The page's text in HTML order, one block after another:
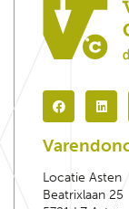
Locatie Asten
Beatrixlaan 25